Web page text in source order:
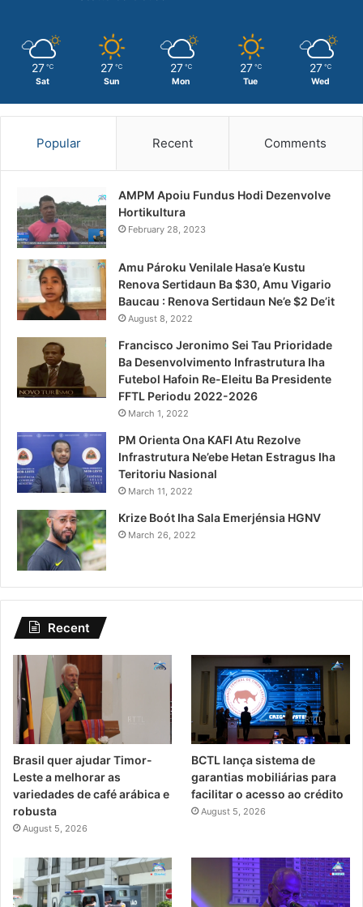
27 ℃
Sat
27 ℃
Sun
27 ℃
Mon
27 ℃
Tue
27 ℃
Wed
Popular Recent Comments
AMPM Apoiu Fundus Hodi Dezenvolve
Hortikultura
February 28, 2023
Amu Pároku Venilale Hasa’e Kustu
Renova Sertidaun Ba $30, Amu Vigario
Baucau : Renova Sertidaun Ne’e $2 De’it
August 8, 2022
Francisco Jeronimo Sei Tau Prioridade
Ba Desenvolvimento Infrastrutura Iha
Futebol Hafoin Re-Eleitu Ba Presidente
FFTL Periodu 2022-2026
March 1, 2022
PM Orienta Ona KAFI Atu Rezolve
Infrastrutura Ne’ebe Hetan Estragus Iha
Teritoriu Nasional
March 11, 2022
Krize Boót Iha Sala Emerjénsia HGNV
March 26, 2022
Recent
Brasil quer ajudar Timor-
Leste a melhorar as
variedades de café arábica e
robusta
August 5, 2026
BCTL lança sistema de
garantias mobiliárias para
facilitar o acesso ao crédito
August 5, 2026